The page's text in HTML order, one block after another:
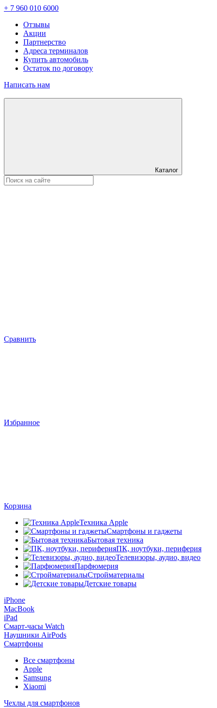
+ 7 960 010 6000
Отзывы
Акции
Партнерство
Адреса терминалов
Купить автомобиль
Остаток по договору
Написать нам
Каталог
Сравнить
Избранное
Корзина
Техника Apple
Смартфоны и гаджеты
Бытовая техника
ПК, ноутбуки, периферия
Телевизоры, аудио, видео
Парфюмерия
Стройматериалы
Детские товары
iPhone
MacBook
iPad
Смарт-часы Watch
Наушники AirPods
Смартфоны
Все смартфоны
Apple
Samsung
Xiaomi
Чехлы для смартфонов